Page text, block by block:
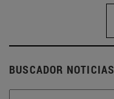
BUSCADOR NOTICIAS